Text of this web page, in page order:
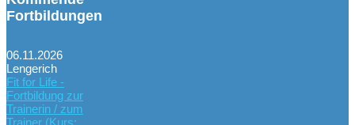
Fortbildungen
06.11.2026
Lengerich
Fit for Life -
Fortbildung zur
Trainerin / zum
Trainer (Kurs: